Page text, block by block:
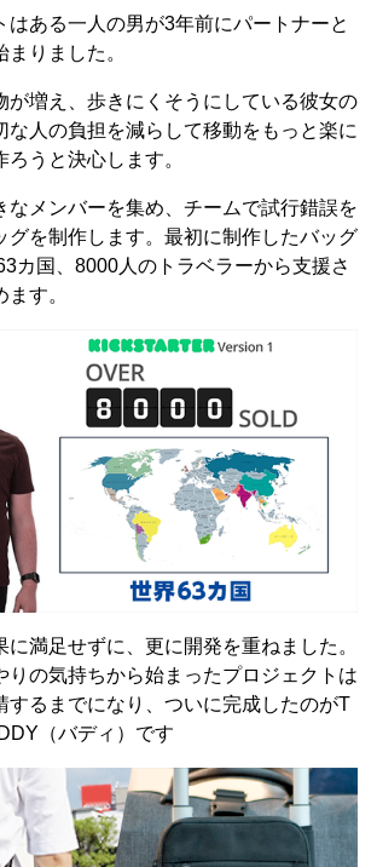
はある一人の男が3年前にパートナーと
りました。
が増え、歩きにくそうにしている彼女の
な人の負担を減らして移動をもっと楽に
うと決心します。
なメンバーを集め、チームで試行錯誤を
グを制作します。最初に制作したバッグ
カ国、8000人のトラベラーから支援さ
す。
に満足せずに、更に開発を重ねました。
りの気持ちから始まったプロジェクトは
するまでになり、ついに完成したのがT
（バディ）です